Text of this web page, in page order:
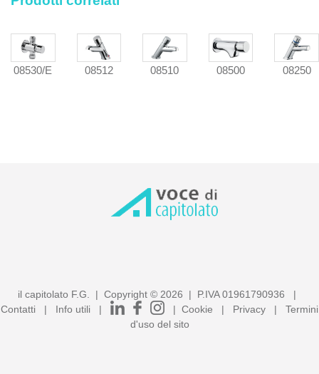
08530/E 08512 08510 08500 08250
il capitolato F.G. | Copyright © 2026 | P.IVA 01961790936 |
Contatti | Info utili | | Cookie | Privacy | Termini
d'uso del sito